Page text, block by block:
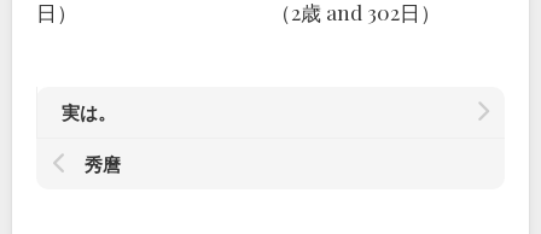
日）
（2歳 and 302日）
実は。
秀麿